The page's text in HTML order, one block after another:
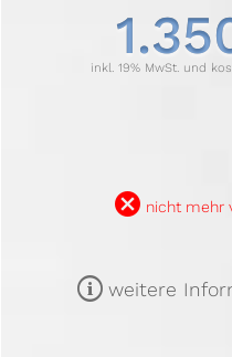
inkl. 19% MwSt. und
B nicht mehr
m weitere